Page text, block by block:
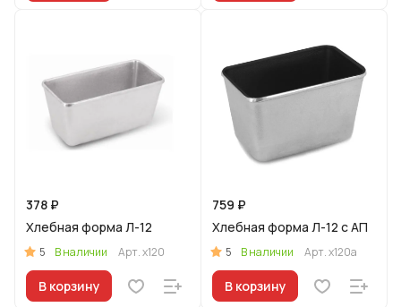
378 ₽
Хлебная форма Л-12
5 В наличии Арт.х120
В корзину
759 ₽
Хлебная форма Л-12 с АП
5 В наличии Арт.х120а
В корзину